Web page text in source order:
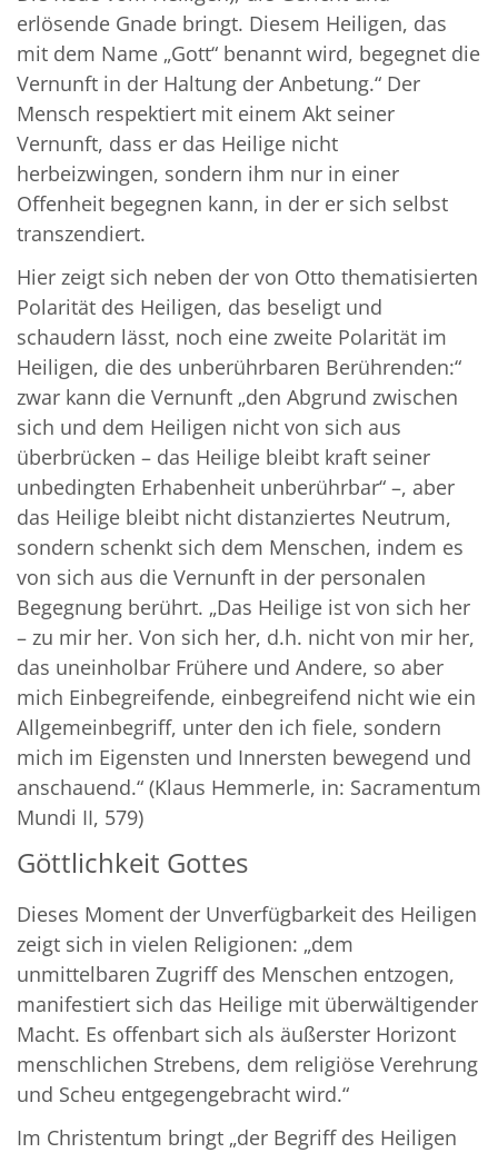
erlösende Gnade bringt. Diesem Heiligen, das
mit dem Name „Gott“ benannt wird, begegnet die
Vernunft in der Haltung der Anbetung.“ Der
Mensch respektiert mit einem Akt seiner
Vernunft, dass er das Heilige nicht
herbeizwingen, sondern ihm nur in einer
Offenheit begegnen kann, in der er sich selbst
transzendiert.
Hier zeigt sich neben der von Otto thematisierten
Polarität des Heiligen, das beseligt und
schaudern lässt, noch eine zweite Polarität im
Heiligen, die des unberührbaren Berührenden:“
zwar kann die Vernunft „den Abgrund zwischen
sich und dem Heiligen nicht von sich aus
überbrücken – das Heilige bleibt kraft seiner
unbedingten Erhabenheit unberührbar“ –, aber
das Heilige bleibt nicht distanziertes Neutrum,
sondern schenkt sich dem Menschen, indem es
von sich aus die Vernunft in der personalen
Begegnung berührt. „Das Heilige ist von sich her
– zu mir her. Von sich her, d.h. nicht von mir her,
das uneinholbar Frühere und Andere, so aber
mich Einbegreifende, einbegreifend nicht wie ein
Allgemeinbegriff, unter den ich fiele, sondern
mich im Eigensten und Innersten bewegend und
anschauend.“ (Klaus Hemmerle, in: Sacramentum
Mundi II, 579)
Göttlichkeit Gottes
Dieses Moment der Unverfügbarkeit des Heiligen
zeigt sich in vielen Religionen: „dem
unmittelbaren Zugriff des Menschen entzogen,
manifestiert sich das Heilige mit überwältigender
Macht. Es offenbart sich als äußerster Horizont
menschlichen Strebens, dem religiöse Verehrung
und Scheu entgegengebracht wird.“
Im Christentum bringt „der Begriff des Heiligen